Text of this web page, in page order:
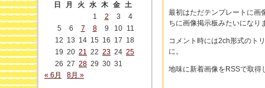
最初はただテンプレートに画
ちに画像掲示板みたいになり
コメント時には2ch形式のト
に。
地味に新着画像をRSSで取得
日
月 火 水 木 金 土
1
2 3
4
5
6 7 8 9 10 11
12 13 14 15 16 17 18
19 20 21 22 23 24 25
26 27 28 29 30 31
« 6月
8月 »